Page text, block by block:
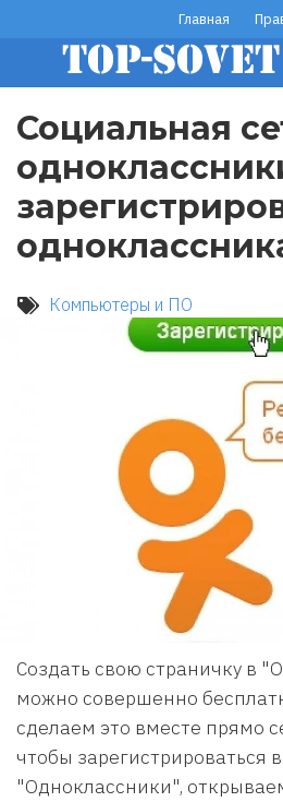
основному
содержанию
footer
menu
Главная
Социальная
Компьютеры и ПО
Создать свою страничку в
можно совершенно
сделаем это вместе прямо
чтобы зарегистрироваться
"Одноклассники",